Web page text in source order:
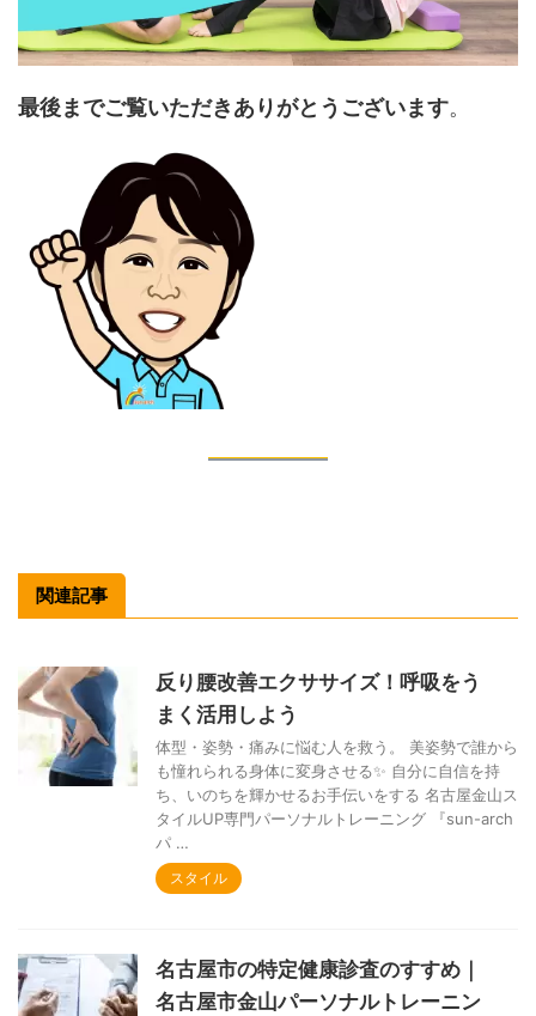
最後までご覧いただきありがとうございます。
関連記事
反り腰改善エクササイズ！呼吸をう
まく活用しよう
体型・姿勢・痛みに悩む人を救う。 美姿勢で誰から
も憧れられる身体に変身させる✨ 自分に自信を持
ち、いのちを輝かせるお手伝いをする 名古屋金山ス
タイルUP専門パーソナルトレーニング 『sun-arch
パ …
スタイル
名古屋市の特定健康診査のすすめ｜
名古屋市金山パーソナルトレーニン